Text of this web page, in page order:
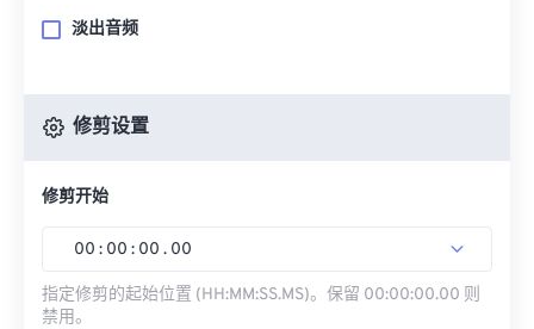
淡出音频
修剪设置
修剪开始
00 : 00 : 00 . 00
指定修剪的起始位置 (HH:MM:SS.MS)。保留 00:00:00.00 则
禁用。